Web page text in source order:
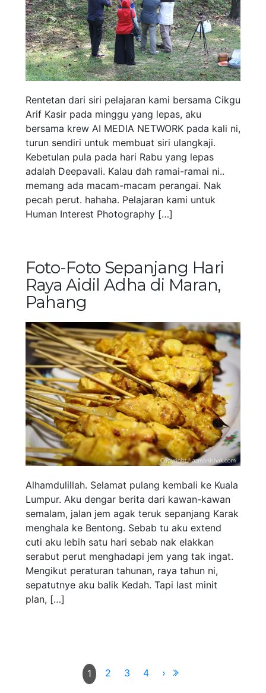
Rentetan dari siri pelajaran kami bersama Cikgu
Arif Kasir pada minggu yang lepas, aku
bersama krew AI MEDIA NETWORK pada kali ni,
turun sendiri untuk membuat siri ulangkaji.
Kebetulan pula pada hari Rabu yang lepas
adalah Deepavali. Kalau dah ramai-ramai ni..
memang ada macam-macam perangai. Nak
pecah perut. hahaha. Pelajaran kami untuk
Human Interest Photography […]
Foto-Foto Sepanjang Hari
Raya Aidil Adha di Maran,
Pahang
Alhamdulillah. Selamat pulang kembali ke Kuala
Lumpur. Aku dengar berita dari kawan-kawan
semalam, jalan jem agak teruk sepanjang Karak
menghala ke Bentong. Sebab tu aku extend
cuti aku lebih satu hari sebab nak elakkan
serabut perut menghadapi jem yang tak ingat.
Mengikut peraturan tahunan, raya tahun ni,
sepatutnye aku balik Kedah. Tapi last minit
plan, […]
1 2 3 4 ›